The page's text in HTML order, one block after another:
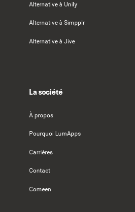
Alternative à Unily
Alternative à Simpplr
Alternative à Jive
La société
À propos
Pourquoi LumApps
Carrières
Contact
Comeen